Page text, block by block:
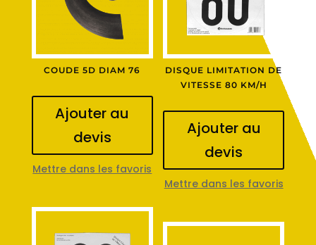
COUDE 5D DIAM 76
Ajouter au
devis
Mettre dans les favoris
DISQUE LIMITATION DE
VITESSE 80 KM/H
Ajouter au
devis
Mettre dans les favoris